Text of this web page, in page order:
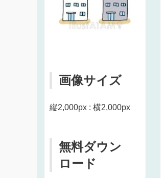
画像サイズ
縦2,000px : 横2,000px
無料ダウン
ロード